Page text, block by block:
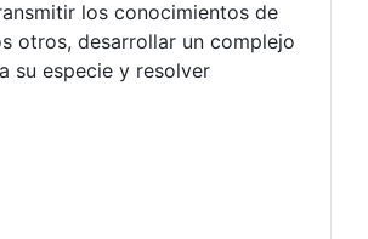
los conocimientos de
otros, desarrollar un complejo
su especie y resolver